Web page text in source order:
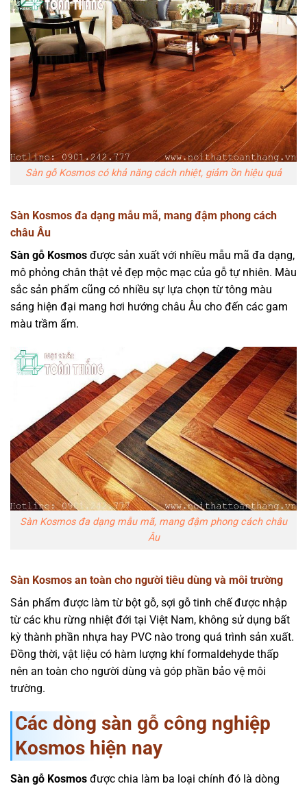
Sàn gỗ Kosmos có khả năng cách nhiệt, giảm ồn hiệu quả
Sàn Kosmos đa dạng mẫu mã, mang đậm phong cách
châu Âu
Sàn gỗ Kosmos được sản xuất với nhiều mẫu mã đa dạng,
mô phỏng chân thật vẻ đẹp mộc mạc của gỗ tự nhiên. Màu
sắc sản phẩm cũng có nhiều sự lựa chọn từ tông màu
sáng hiện đại mang hơi hướng châu Âu cho đến các gam
màu trầm ấm.
Sàn Kosmos đa dạng mẫu mã, mang đậm phong cách châu
Âu
Sàn Kosmos an toàn cho người tiêu dùng và môi trường
Sản phẩm được làm từ bột gỗ, sợi gỗ tinh chế được nhập
từ các khu rừng nhiệt đới tại Việt Nam, không sử dụng bất
kỳ thành phần nhựa hay PVC nào trong quá trình sản xuất.
Đồng thời, vật liệu có hàm lượng khí formaldehyde thấp
nên an toàn cho người dùng và góp phần bảo vệ môi
trường.
Các dòng sàn gỗ công nghiệp
Kosmos hiện nay
Sàn gỗ Kosmos được chia làm ba loại chính đó là dòng